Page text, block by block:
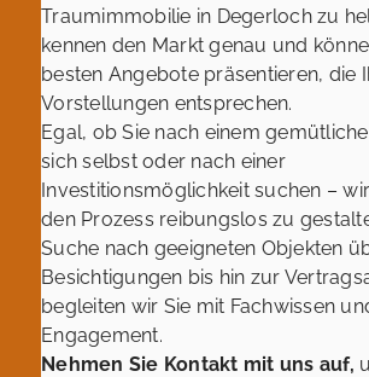
Traumimmobilie in Degerloch zu
kennen den Markt genau und
besten Angebote präsentieren, die
Vorstellungen entsprechen.
Egal, ob Sie nach einem
sich selbst oder nach einer
Investitionsmöglichkeit suchen –
den Prozess reibungslos zu
Suche nach geeigneten Objekten
Besichtigungen bis hin zur
begleiten wir Sie mit Fachwissen
Engagement.
Nehmen Sie Kontakt mit uns auf,